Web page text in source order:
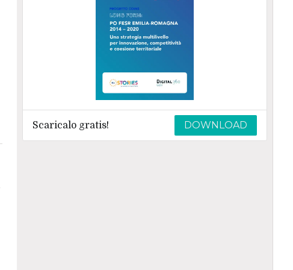
Scaricalo gratis! DOWNLOAD